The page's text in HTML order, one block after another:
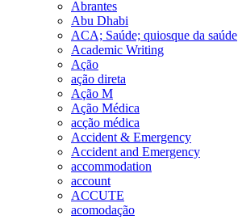
Abrantes
Abu Dhabi
ACA; Saúde; quiosque da saúde
Academic Writing
Ação
ação direta
Ação M
Ação Médica
acção médica
Accident & Emergency
Accident and Emergency
accommodation
account
ACCUTE
acomodação